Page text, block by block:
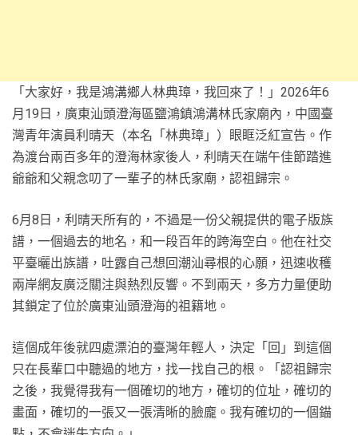
「大家好，我是鴻溝鄉人林典璋，我回來了！」2026年6
月19日，廣東汕頭澄海區鹽鴻鎮鴻溝林氏家廟內，中國臺
灣青年演員利晴天（本名「林典璋」）眼眶泛紅宣告。作
為渡台兩百多年的澄海林家後人，利晴天在端午佳節踏進
爺爺和父親念叨了一輩子的林氏家廟，認祖歸宗。
6月8日，利晴天所有的，不過是一份父親提供的電子版族
譜，一個過去的地名，和一段百年的跨海空白。他在社交
平臺曬出族譜，吐露自己想回潮汕尋根的心願，迅速收穫
兩岸網友廣泛關注與熱烈反響。不到兩天，多方力量便助
其鎖定了位於廣東汕頭澄海的祖籍地。
這個成年後就四處漂泊的臺灣年輕人，決定「回」到這個
只在長輩口中聽過的地方，找一找自己的根。「認祖歸宗
之後，我覺得我有一個確切的地方，確切的位址，確切的
畫面，確切的一張又一張清晰的臉龐。我有確切的一個錨